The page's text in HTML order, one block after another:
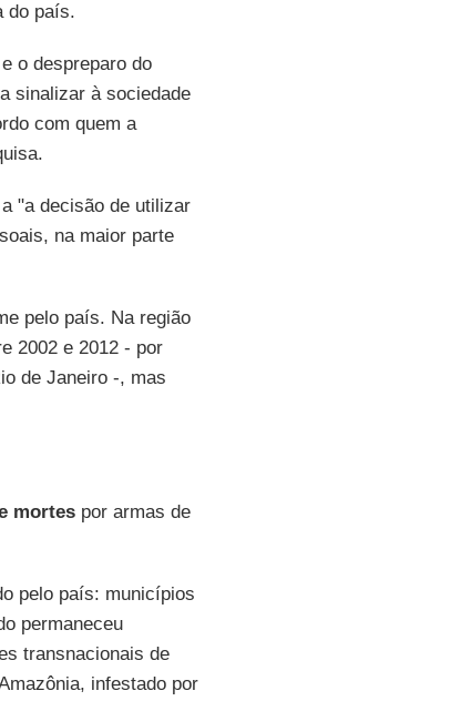
do país.
o despreparo do
sinalizar à sociedade
com quem a
"a decisão de utilizar
na maior parte
pelo país. Na região
2002 e 2012 - por
de Janeiro -, mas
mortespor armas de
pelo país: municípios
permaneceu
transnacionais de
infestado por